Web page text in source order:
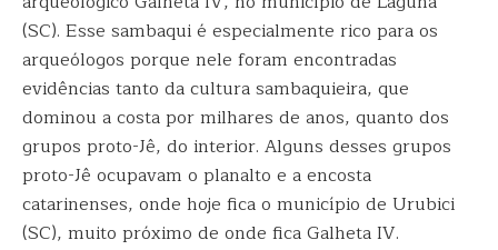
(SC). Esse sambaqui é especialmente rico para os
arqueólogos porque nele foram encontradas
evidências tanto da cultura sambaquieira, que
dominou a costa por milhares de anos, quanto dos
grupos proto-Jê, do interior. Alguns desses grupos
proto-Jê ocupavam o planalto e a encosta
catarinenses, onde hoje fica o município de Urubici
(SC), muito próximo de onde fica Galheta IV.